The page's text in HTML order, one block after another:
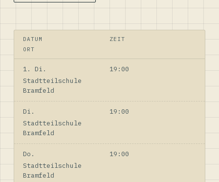
DATUM
ZEIT
ORT
1. Di.
19:00
Stadtteilschule
Bramfeld
Di.
19:00
Stadtteilschule
Bramfeld
Do.
19:00
Stadtteilschule
Bramfeld